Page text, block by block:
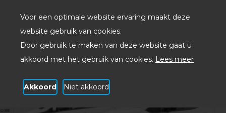
Voor een optimale website ervaring maakt deze
website gebruik van cookies.
Door gebruik te maken van deze website gaat u
akkoord met het gebruik van cookies. Lees meer
Akkoord Niet akkoord
ICT bedrijf Den Haag